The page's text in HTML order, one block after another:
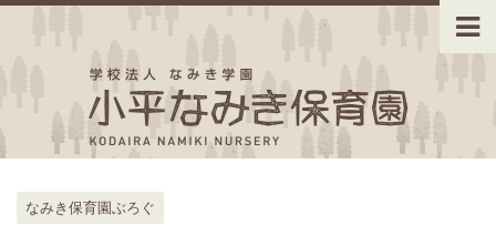
なみき保育園ぶろぐ